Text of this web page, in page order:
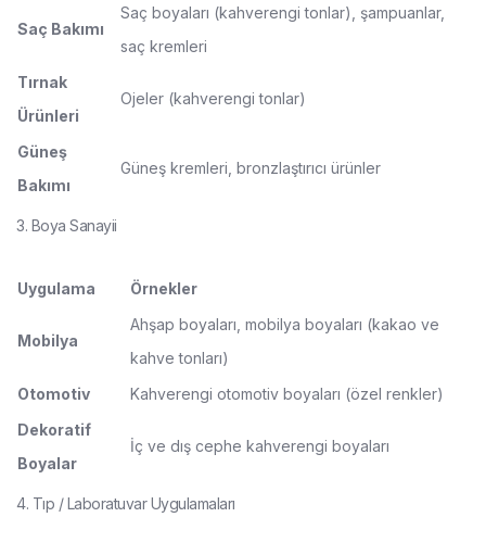
Saç Bakımı
Saç boyaları (kahverengi tonlar), şampuanlar,
saç kremleri
Tırnak
Ürünleri
Ojeler (kahverengi tonlar)
Güneş
Bakımı
Güneş kremleri, bronzlaştırıcı ürünler
3. Boya Sanayii
Uygulama Örnekler
Mobilya
Ahşap boyaları, mobilya boyaları (kakao ve
kahve tonları)
Otomotiv
Kahverengi otomotiv boyaları (özel renkler)
Dekoratif
Boyalar
İç ve dış cephe kahverengi boyaları
4. Tıp / Laboratuvar Uygulamaları